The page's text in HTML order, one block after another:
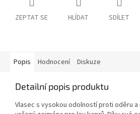
ZEPTAT SE HLÍDAT SDÍLET
Popis Hodnocení Diskuze
Detailní popis produktu
Vlasec s vysokou odolností proti oděru